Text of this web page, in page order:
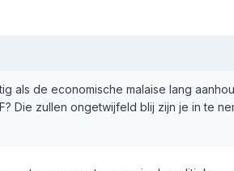
als de economische malaise lang
Die zullen ongetwijfeld blij zijn je in te